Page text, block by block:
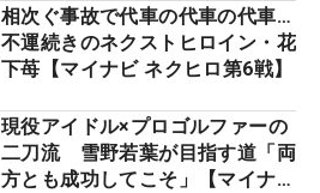
相次ぐ事故で代車の代車の代車…
不運続きのネクストヒロイン・花
下苺【マイナビ ネクヒロ第6戦】
現役アイドル×プロゴルファーの
二刀流 雪野若葉が目指す道「両
方とも成功してこそ」【マイナビ